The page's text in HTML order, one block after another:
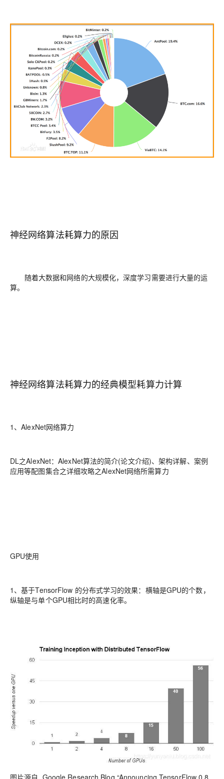
神经网络算法耗算力的原因
随着大数据和网络的大规模化，深度学习需要进行大量的运
算。
神经网络算法耗算力的经典模型耗算力计算
1、AlexNet网络算力
DL之AlexNet：AlexNet算法的简介(论文介绍)、架构详解、案例
应用等配图集合之详细攻略之AlexNet网络所需算力
GPU使用
1、基于TensorFlow 的分布式学习的效果：横轴是GPU的个数，
纵轴是与单个GPU相比时的高速化率。
图片源自 Google Research Blog “Announcing TensorFlow 0.8